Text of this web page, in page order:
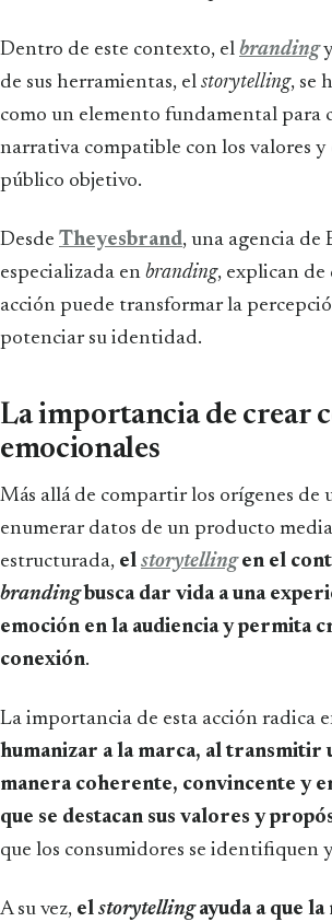
Dentro de este contexto, el brandingy
de sus herramientas, el storytelling, se
como un elemento fundamental para
narrativa compatible con los valores y
público objetivo.
Desde Theyesbrand, una agencia de
especializada en branding, explican de
acción puede transformar la
potenciar su identidad.
La importancia de crear
emocionales
Más allá de compartir los orígenes de
enumerar datos de un producto
estructurada, el storytellingen el
brandingbusca dar vida a una
emoción en la audiencia y permita
conexión.
La importancia de esta acción radica
humanizar a la marca, al transmitir
manera coherente, convincente y
que se destacan sus valores y
que los consumidores se identifiquen
A su vez, el storytellingayuda a que la